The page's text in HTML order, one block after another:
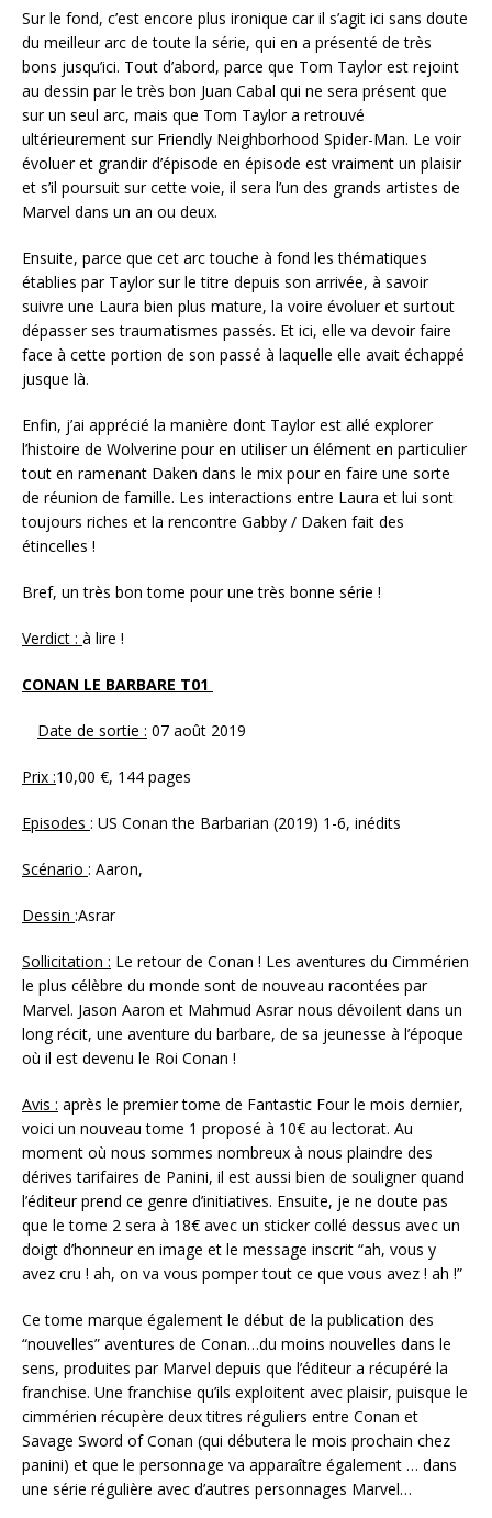
Sur le fond, c’est encore plus ironique car il s’agit ici sans doute
du meilleur arc de toute la série, qui en a présenté de très
bons jusqu’ici. Tout d’abord, parce que Tom Taylor est rejoint
au dessin par le très bon Juan Cabal qui ne sera présent que
sur un seul arc, mais que Tom Taylor a retrouvé
ultérieurement sur Friendly Neighborhood Spider-Man. Le voir
évoluer et grandir d’épisode en épisode est vraiment un plaisir
et s’il poursuit sur cette voie, il sera l’un des grands artistes de
Marvel dans un an ou deux.
Ensuite, parce que cet arc touche à fond les thématiques
établies par Taylor sur le titre depuis son arrivée, à savoir
suivre une Laura bien plus mature, la voire évoluer et surtout
dépasser ses traumatismes passés. Et ici, elle va devoir faire
face à cette portion de son passé à laquelle elle avait échappé
jusque là.
Enfin, j’ai apprécié la manière dont Taylor est allé explorer
l’histoire de Wolverine pour en utiliser un élément en particulier
tout en ramenant Daken dans le mix pour en faire une sorte
de réunion de famille. Les interactions entre Laura et lui sont
toujours riches et la rencontre Gabby / Daken fait des
étincelles !
Bref, un très bon tome pour une très bonne série !
Verdict : à lire !
CONAN LE BARBARE T01
Date de sortie : 07 août 2019
Prix :10,00 €, 144 pages
Episodes : US Conan the Barbarian (2019) 1-6, inédits
Scénario : Aaron,
Dessin :Asrar
Sollicitation : Le retour de Conan ! Les aventures du Cimmérien
le plus célèbre du monde sont de nouveau racontées par
Marvel. Jason Aaron et Mahmud Asrar nous dévoilent dans un
long récit, une aventure du barbare, de sa jeunesse à l’époque
où il est devenu le Roi Conan !
Avis : après le premier tome de Fantastic Four le mois dernier,
voici un nouveau tome 1 proposé à 10€ au lectorat. Au
moment où nous sommes nombreux à nous plaindre des
dérives tarifaires de Panini, il est aussi bien de souligner quand
l’éditeur prend ce genre d’initiatives. Ensuite, je ne doute pas
que le tome 2 sera à 18€ avec un sticker collé dessus avec un
doigt d’honneur en image et le message inscrit “ah, vous y
avez cru ! ah, on va vous pomper tout ce que vous avez ! ah !”
Ce tome marque également le début de la publication des
“nouvelles” aventures de Conan…du moins nouvelles dans le
sens, produites par Marvel depuis que l’éditeur a récupéré la
franchise. Une franchise qu’ils exploitent avec plaisir, puisque le
cimmérien récupère deux titres réguliers entre Conan et
Savage Sword of Conan (qui débutera le mois prochain chez
panini) et que le personnage va apparaître également … dans
une série régulière avec d’autres personnages Marvel…